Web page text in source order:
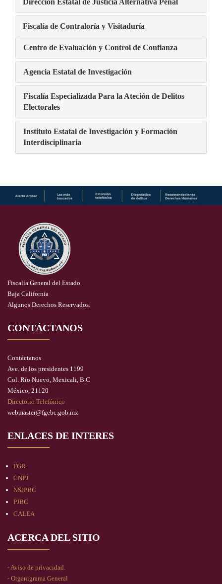
Dirección Estatal de Justicia Alternativa Penal
Fiscalía de Contraloría y Visitaduría
Centro de Evaluación y Control de Confianza
Agencia Estatal de Investigación
Fiscalía Especializada Para la Ateción de Delitos
Electorales
Instituto Estatal de Investigación y Formación
Interdisciplinaria
Fiscalía General del Estado
Baja California
Algunos Derechos Reservados.
CONTÁCTANOS
Contáctanos
Ave. de los presidentes 1199
Col. Río Nuevo, Mexicali, B.C
México, 21120
Directorio Telefónico
webmaster@fgebc.gob.mx
ENLACES DE INTERES
FGR
CNPJ
NSJPBC
PJBC
CALEA
ACERCA DEL SITIO
- Aviso de privacidad.
- Organigrama General